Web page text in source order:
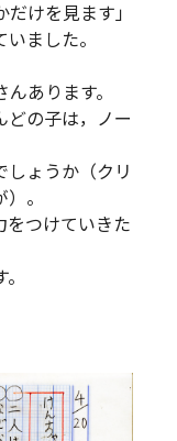
けを見ます」
ました。
あります。
の子は，ノー
ょうか（クリ
。
つけていきた